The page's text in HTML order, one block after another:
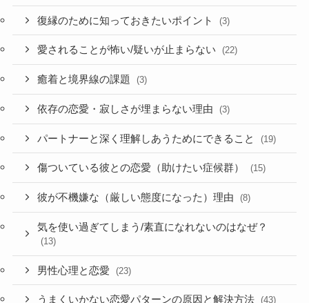
復縁のために知っておきたいポイント (3)
愛されることが怖い/疑いが止まらない (22)
癒着と境界線の課題 (3)
依存の恋愛・寂しさが埋まらない理由 (3)
パートナーと深く理解しあうためにできること (19)
傷ついている彼との恋愛（助けたい症候群） (15)
彼が不機嫌な（厳しい態度になった）理由 (8)
気を使い過ぎてしまう/素直になれないのはなぜ？
(13)
男性心理と恋愛 (23)
うまくいかない恋愛パターンの原因と解決方法 (43)